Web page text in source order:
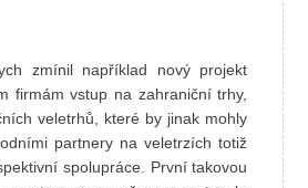
zmínil například nový projekt
firmám vstup na zahraniční trhy,
veletrhů, které by jinak mohly
partnery na veletrzích totiž
spolupráce. První takovou